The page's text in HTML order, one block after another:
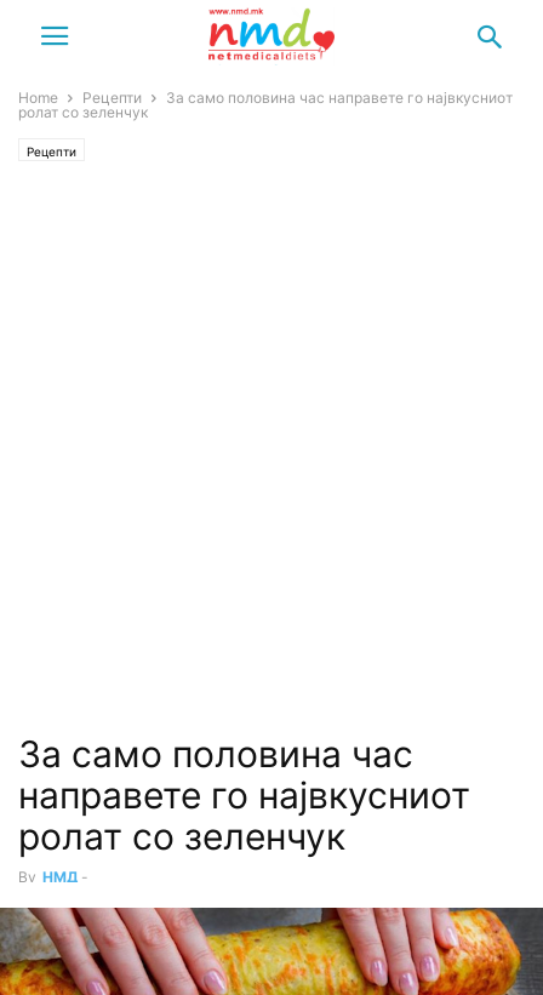
Home Рецепти
За само половина час направете го највкусниот
ролат со зеленчук
Рецепти
За само половина час
направете го највкусниот
ролат со зеленчук
By НМД -